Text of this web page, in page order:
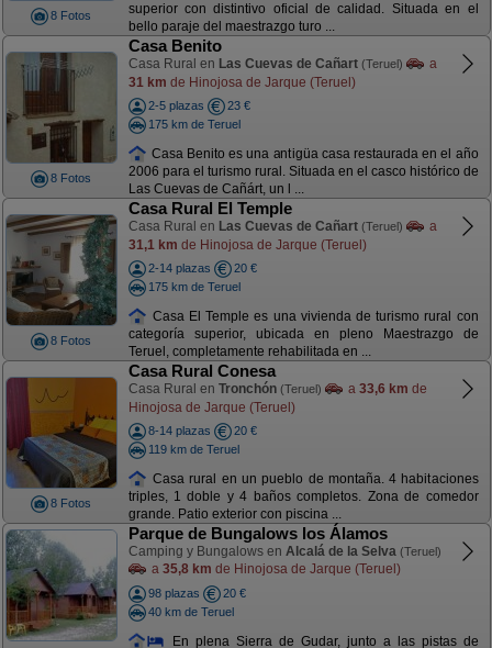
8 Fotos
superior con distintivo oficial de calidad. Situada en el
bello paraje del maestrazgo turo ...
8 Fotos
Casa Benito
Casa Rural en Las Cuevas de Cañart (Teruel)
a
31 km de Hinojosa de Jarque (Teruel)
2-5 plazas
23 €
175 km de Teruel
Casa Benito es una antigüa casa restaurada en el año
2006 para el turismo rural. Situada en el casco histórico de
Las Cuevas de Cañárt, un l ...
8 Fotos
Casa Rural El Temple
Casa Rural en Las Cuevas de Cañart (Teruel)
a
31,1 km de Hinojosa de Jarque (Teruel)
2-14 plazas
20 €
175 km de Teruel
Casa El Temple es una vivienda de turismo rural con
categoría superior, ubicada en pleno Maestrazgo de
Teruel, completamente rehabilitada en ...
8 Fotos
Casa Rural Conesa
Casa Rural en Tronchón (Teruel) a 33,6 km de
Hinojosa de Jarque (Teruel)
8-14 plazas
20 €
119 km de Teruel
Casa rural en un pueblo de montaña. 4 habitaciones
triples, 1 doble y 4 baños completos. Zona de comedor
grande. Patio exterior con piscina ...
Parque de Bungalows los Álamos
Camping y Bungalows en Alcalá de la Selva (Teruel)
a 35,8 km de Hinojosa de Jarque (Teruel)
98 plazas
20 €
40 km de Teruel
En plena Sierra de Gudar, junto a las pistas de